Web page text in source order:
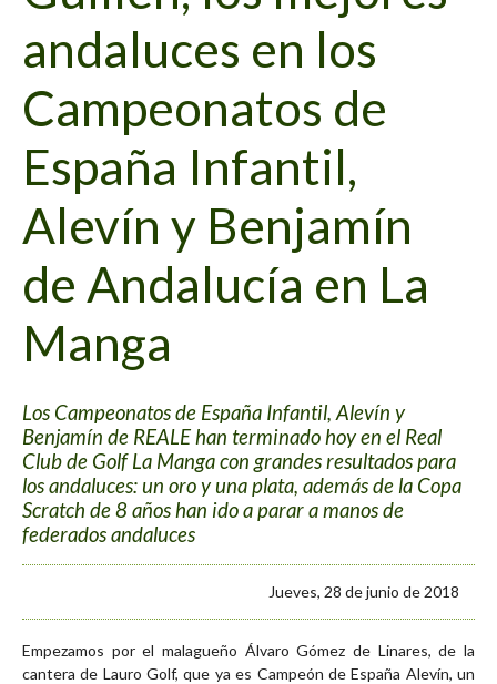
andaluces en los
Campeonatos de
España Infantil,
Alevín y Benjamín
de Andalucía en La
Manga
Los Campeonatos de España Infantil, Alevín y
Benjamín de REALE han terminado hoy en el Real
Club de Golf La Manga con grandes resultados para
los andaluces: un oro y una plata, además de la Copa
Scratch de 8 años han ido a parar a manos de
federados andaluces
Jueves, 28 de junio de 2018
Empezamos por el malagueño Álvaro Gómez de Linares, de la
cantera de Lauro Golf, que ya es Campeón de España Alevín, un